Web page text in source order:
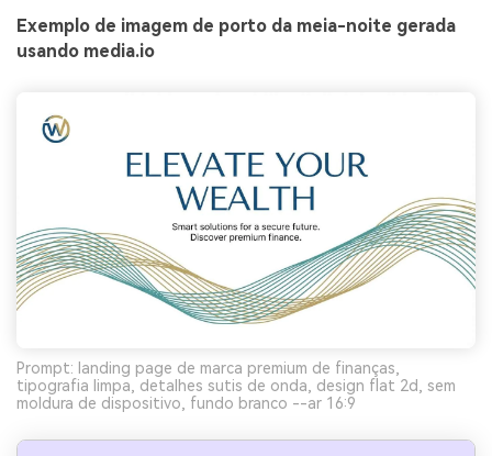
Exemplo de imagem de porto da meia-noite gerada
usando media.io
Prompt: landing page de marca premium de finanças,
tipografia limpa, detalhes sutis de onda, design flat 2d, sem
moldura de dispositivo, fundo branco --ar 16:9